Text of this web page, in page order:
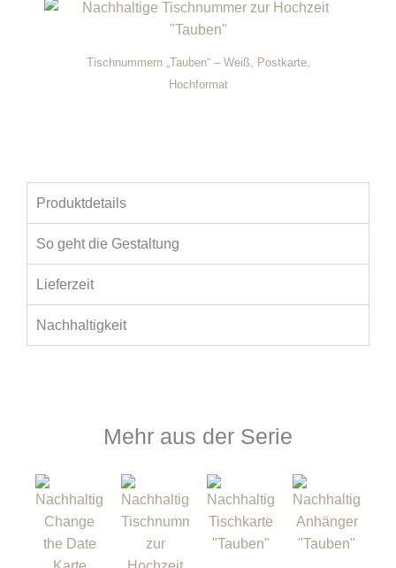
Tischnummern „Tauben“ – Weiß, Postkarte,
Hochformat
Produktdetails
So geht die Gestaltung
Lieferzeit
Nachhaltigkeit
Mehr aus der Serie